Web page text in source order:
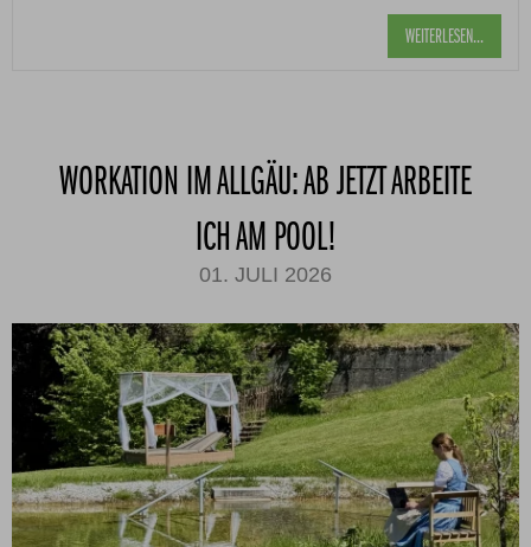
WEITERLESEN...
WORKATION IM ALLGÄU: AB JETZT ARBEITE
ICH AM POOL!
01. JULI 2026